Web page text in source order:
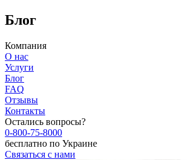
Блог
Компания
О нас
Услуги
Блог
FAQ
Отзывы
Контакты
Остались вопросы?
0-800-75-8000
бесплатно по Украине
Связаться с нами